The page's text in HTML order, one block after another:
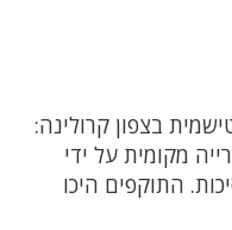
בצפון קרולינה:
מקומית על ידי
התוקפים היכו